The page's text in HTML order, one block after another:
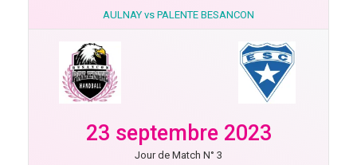
AULNAY vs PALENTE BESANCON
23 septembre 2023
Jour de Match N° 3